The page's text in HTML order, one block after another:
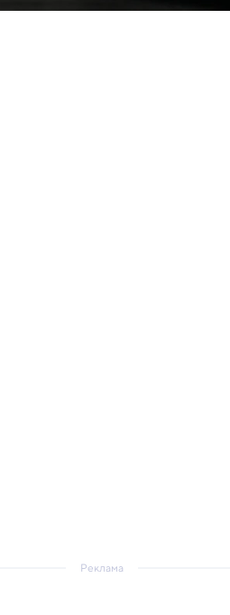
Реклама